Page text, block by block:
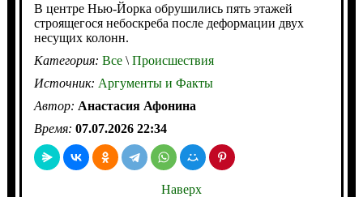
В центре Нью-Йорка обрушились пять этажей
строящегося небоскреба после деформации двух
несущих колонн.
Категория: Все\Происшествия
Источник: Аргументы и Факты
Автор: Анастасия Афонина
Время: 07.07.2026 22:34
Наверх